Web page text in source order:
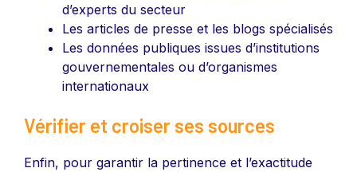
d’experts du secteur
Les articles de presse et les blogs spécialisés
Les données publiques issues d’institutions
gouvernementales ou d’organismes
internationaux
Vérifier et croiser ses sources
Enfin, pour garantir la pertinence et l’exactitude